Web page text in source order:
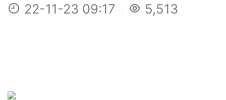
22-11-23 09:17 5,513